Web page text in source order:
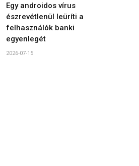
Egy androidos vírus
észrevétlenül leüríti a
felhasználók banki
egyenlegét
2026-07-15